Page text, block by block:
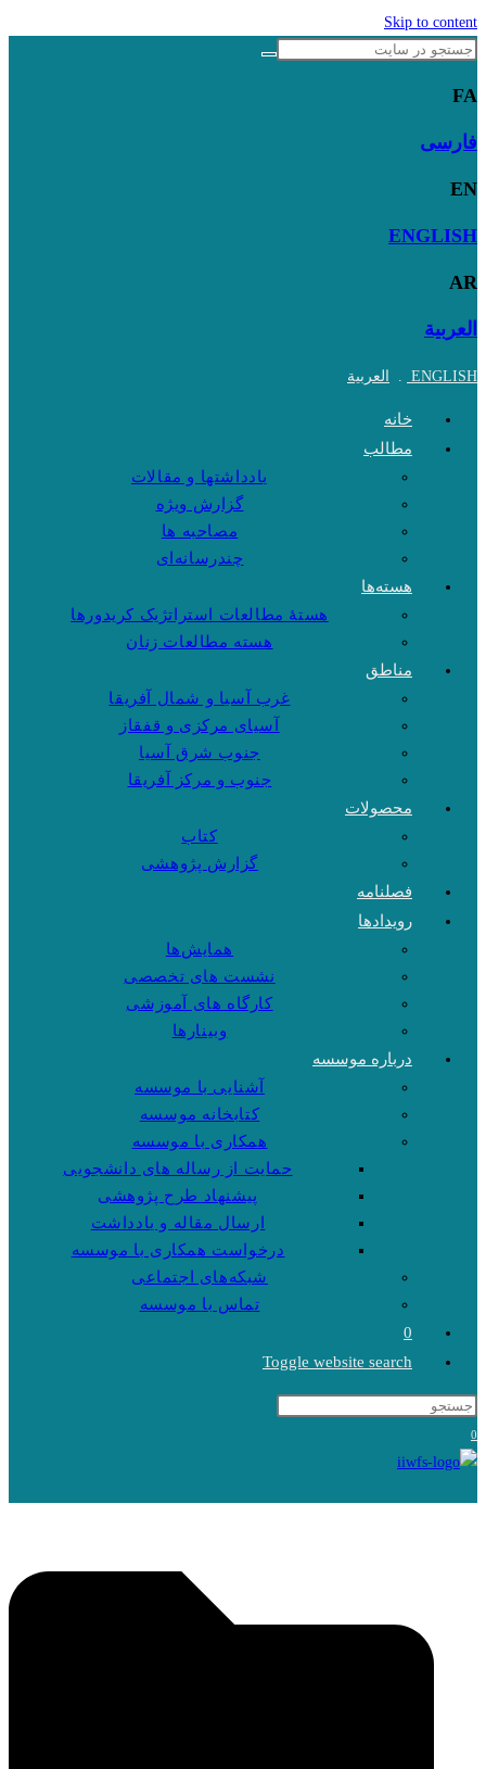
Skip to content
FA
فارسی
EN
ENGLISH
AR
العربية
ENGLISH
. العربية
خانه
مطالب
یادداشتها و مقالات
گزارش ویژه
مصاحبه ها
چندرسانه‌ای
هسته‌ها
هستهٔ مطالعات استراتژیک کریدورها
هسته مطالعات زنان
مناطق
غرب آسیا و شمال آفریقا
آسیای مرکزی و قفقاز
جنوب شرق آسیا
جنوب و مرکز آفریقا
محصولات
کتاب
گزارش پژوهشی
فصلنامه
رویدادها
همایش‌ها
نشست های تخصصی
کارگاه های آموزشی
وبینارها
درباره موسسه
آشنایی با موسسه
کتابخانه موسسه
همکاری با موسسه
حمایت از رساله های دانشجویی
پیشنهاد طرح پژوهشی
ارسال مقاله و یادداشت
درخواست همکاری با موسسه
شبکه‌های اجتماعی
تماس با موسسه
0
Toggle website search
0